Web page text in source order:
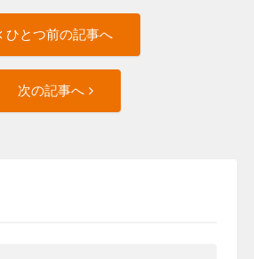
ひとつ前の記事へ
次の記事へ